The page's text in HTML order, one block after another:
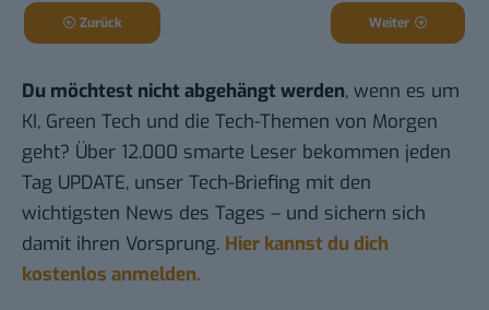
Zurück Weiter
Du möchtest nicht abgehängt werden, wenn es um
KI, Green Tech und die Tech-Themen von Morgen
geht? Über 12.000 smarte Leser bekommen jeden
Tag UPDATE, unser Tech-Briefing mit den
wichtigsten News des Tages – und sichern sich
damit ihren Vorsprung. Hier kannst du dich
kostenlos anmelden.